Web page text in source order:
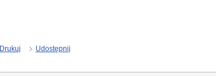
Drukuj Udostępnij